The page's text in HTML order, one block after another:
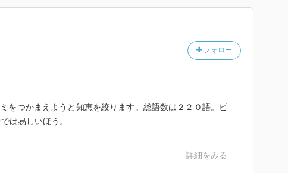
フォロー
をつかまえようと知恵を絞ります。総語数は２２０語。ピ
は易しいほう。
詳細をみる